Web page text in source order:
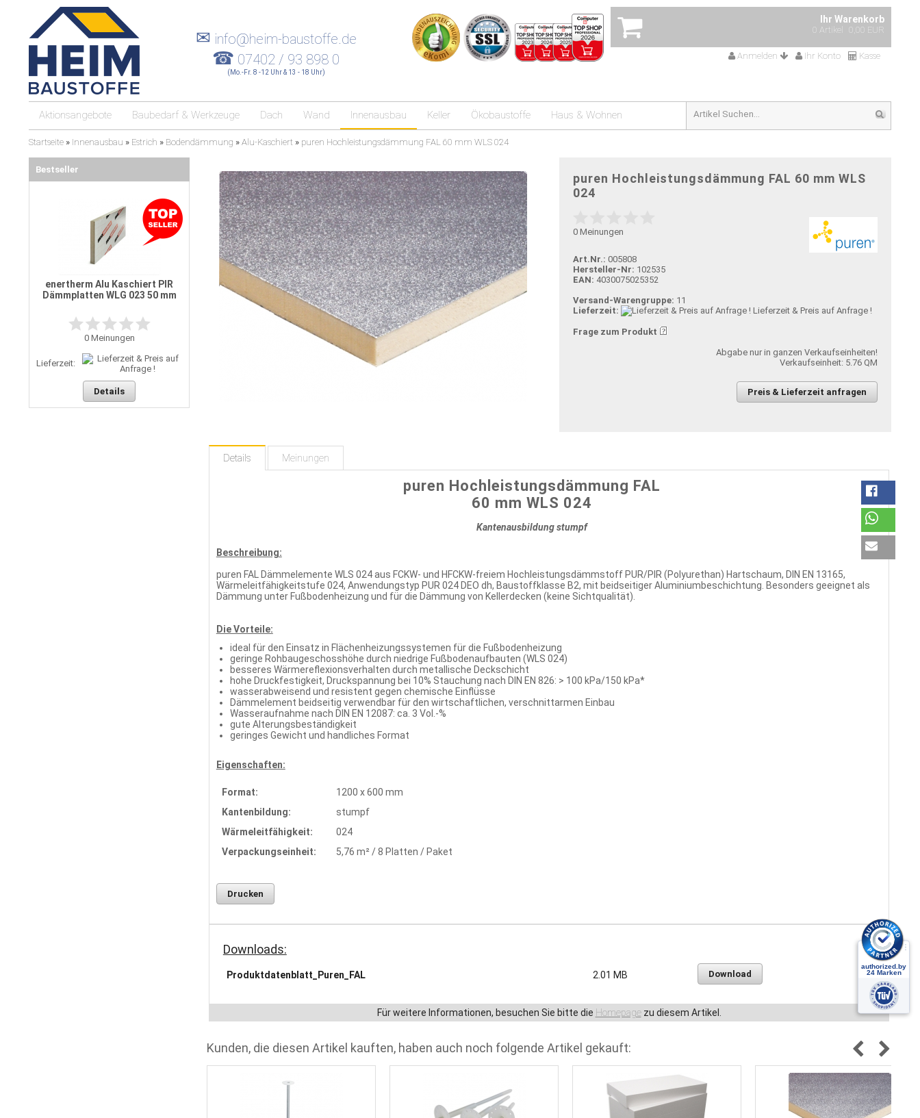
Ihr Warenkorb
0 Artikel 0,00 EUR
Anmelden Ihr Konto Kasse
✉ info@heim-baustoffe.de
☎ 07402 / 93 898 0
(Mo.-Fr. 8 -12 Uhr & 13 - 18 Uhr)
Aktionsangebote Baubedarf & Werkzeuge Dach Wand Innenausbau Keller Ökobaustoffe Haus & Wohnen
Startseite » Innenausbau » Estrich » Bodendämmung » Alu-Kaschiert » puren Hochleistungsdämmung FAL 60 mm WLS 024
puren Hochleistungsdämmung FAL 60 mm WLS
024
0 Meinungen
Art.Nr.: 005808
Hersteller-Nr: 102535
EAN: 4030075025352
Versand-Warengruppe: 11
Lieferzeit:
Lieferzeit & Preis auf Anfrage !
Frage zum Produkt
Abgabe nur in ganzen Verkaufseinheiten!
Verkaufseinheit: 5.76 QM
Preis & Lieferzeit anfragen
Details Meinungen
puren Hochleistungsdämmung FAL
60 mm WLS 024
Kantenausbildung stumpf
Beschreibung:
puren FAL Dämmelemente WLS 024 aus FCKW- und HFCKW-freiem Hochleistungsdämmstoff PUR/PIR (Polyurethan) Hartschaum, DIN EN 13165,
Wärmeleitfähigkeitstufe 024, Anwendungstyp PUR 024 DEO dh, Baustoffklasse B2, mit beidseitiger Aluminiumbeschichtung. Besonders geeignet als
Dämmung unter Fußbodenheizung und für die Dämmung von Kellerdecken (keine Sichtqualität).
Die Vorteile:
ideal für den Einsatz in Flächenheizungssystemen für die Fußbodenheizung
geringe Rohbaugeschosshöhe durch niedrige Fußbodenaufbauten (WLS 024)
besseres Wärmereflexionsverhalten durch metallische Deckschicht
hohe Druckfestigkeit, Druckspannung bei 10% Stauchung nach DIN EN 826: > 100 kPa/150 kPa*
wasserabweisend und resistent gegen chemische Einflüsse
Dämmelement beidseitig verwendbar für den wirtschaftlichen, verschnittarmen Einbau
Wasseraufnahme nach DIN EN 12087: ca. 3 Vol.-%
gute Alterungsbeständigkeit
geringes Gewicht und handliches Format
Eigenschaften:
Format:
1200 x 600 mm
Kantenbildung:
stumpf
Wärmeleitfähigkeit:
024
Verpackungseinheit:
5,76 m² / 8 Platten / Paket
Drucken
Downloads:
Produktdatenblatt_Puren_FAL 2.01 MB Download
Für weitere Informationen, besuchen Sie bitte die Homepagezu diesem Artikel.
Kunden, die diesen Artikel kauften, haben auch noch folgende Artikel gekauft:
Bestseller
enertherm Alu Kaschiert PIR
Dämmplatten WLG 023 50 mm
0Meinungen
Lieferzeit:
Details